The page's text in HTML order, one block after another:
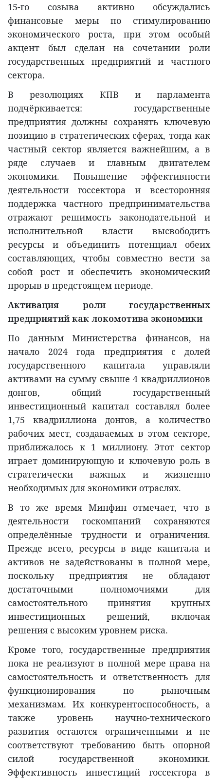
15-го созыва активно обсуждались
финансовые меры по стимулированию
экономического роста, при этом особый
акцент был сделан на сочетании роли
государственных предприятий и частного
сектора.
В резолюциях КПВ и парламента
подчёркивается: государственные
предприятия должны сохранять ключевую
позицию в стратегических сферах, тогда как
частный сектор является важнейшим, а в
ряде случаев и главным двигателем
экономики. Повышение эффективности
деятельности госсектора и всесторонняя
поддержка частного предпринимательства
отражают решимость законодательной и
исполнительной власти высвободить
ресурсы и объединить потенциал обеих
составляющих, чтобы совместно вести за
собой рост и обеспечить экономический
прорыв в предстоящем периоде.
Активация роли государственных
предприятий как локомотива экономики
По данным Министерства финансов, на
начало 2024 года предприятия с долей
государственного капитала управляли
активами на сумму свыше 4 квадриллионов
донгов, общий государственный
инвестиционный капитал составлял более
1,75 квадриллиона донгов, а количество
рабочих мест, создаваемых в этом секторе,
приближалось к 1 миллиону. Этот сектор
играет доминирующую и ключевую роль в
стратегически важных и жизненно
необходимых для экономики отраслях.
В то же время Минфин отмечает, что в
деятельности госкомпаний сохраняются
определённые трудности и ограничения.
Прежде всего, ресурсы в виде капитала и
активов не задействованы в полной мере,
поскольку предприятия не обладают
достаточными полномочиями для
самостоятельного принятия крупных
инвестиционных решений, включая
решения с высоким уровнем риска.
Кроме того, государственные предприятия
пока не реализуют в полной мере права на
самостоятельность и ответственность для
функционирования по рыночным
механизмам. Их конкурентоспособность, а
также уровень научно-технического
развития остаются ограниченными и не
соответствуют требованию быть опорной
силой государственной экономики.
Эффективность инвестиций госсектора в